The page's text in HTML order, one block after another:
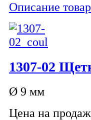
Описание
1307-02
Ø 9 мм
Цена на